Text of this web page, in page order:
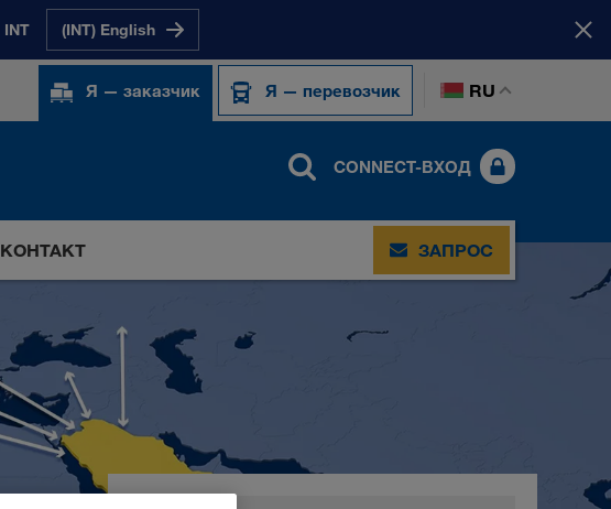
INT (INT) English
Я — заказчик Я — перевозчик RU
CONNECT-ВХОД
КОНТАКТ ЗАПРОС